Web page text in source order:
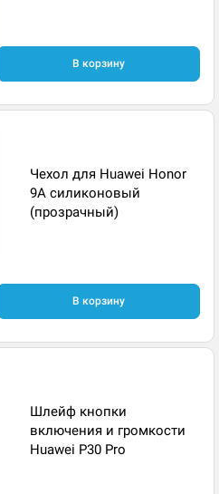
В корзину
Чехол для Huawei Honor
9A силиконовый
(прозрачный)
В корзину
Шлейф кнопки
включения и громкости
Huawei P30 Pro